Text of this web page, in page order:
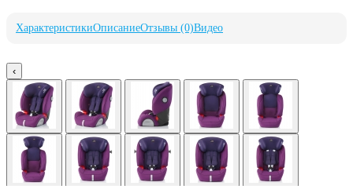
ХарактеристикиОписаниеОтзывы (0)Видео
‹